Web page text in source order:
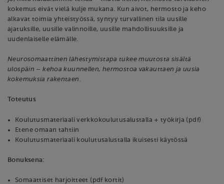
kokemus eivät vielä kulje mukana. Kun aivot, hermosto ja keho
alkavat toimia yhteistyössä, syntyy turvallinen tila uusille
ajatuksille, uusille valinnoille, uusille mahdollisuuksille ja
uudenlaiselle elämälle.
Neurosomaattinen lähestymistapa tukee muutosta sisältä
ulospäin – kehoa kuunnellen, hermostoa vakauttaen ja uusia
kokemuksia rakentaen.
Toteutus
Koulutusmateriaali verkkokoulutusalustalla + työkirja (pdf)
Etene omaan tahtiin
Koulutusmateriaali koulutusalustalla ikuisesti käytössä
Bonuksena:
Somaattiset harjoitteet (pdf kortit)